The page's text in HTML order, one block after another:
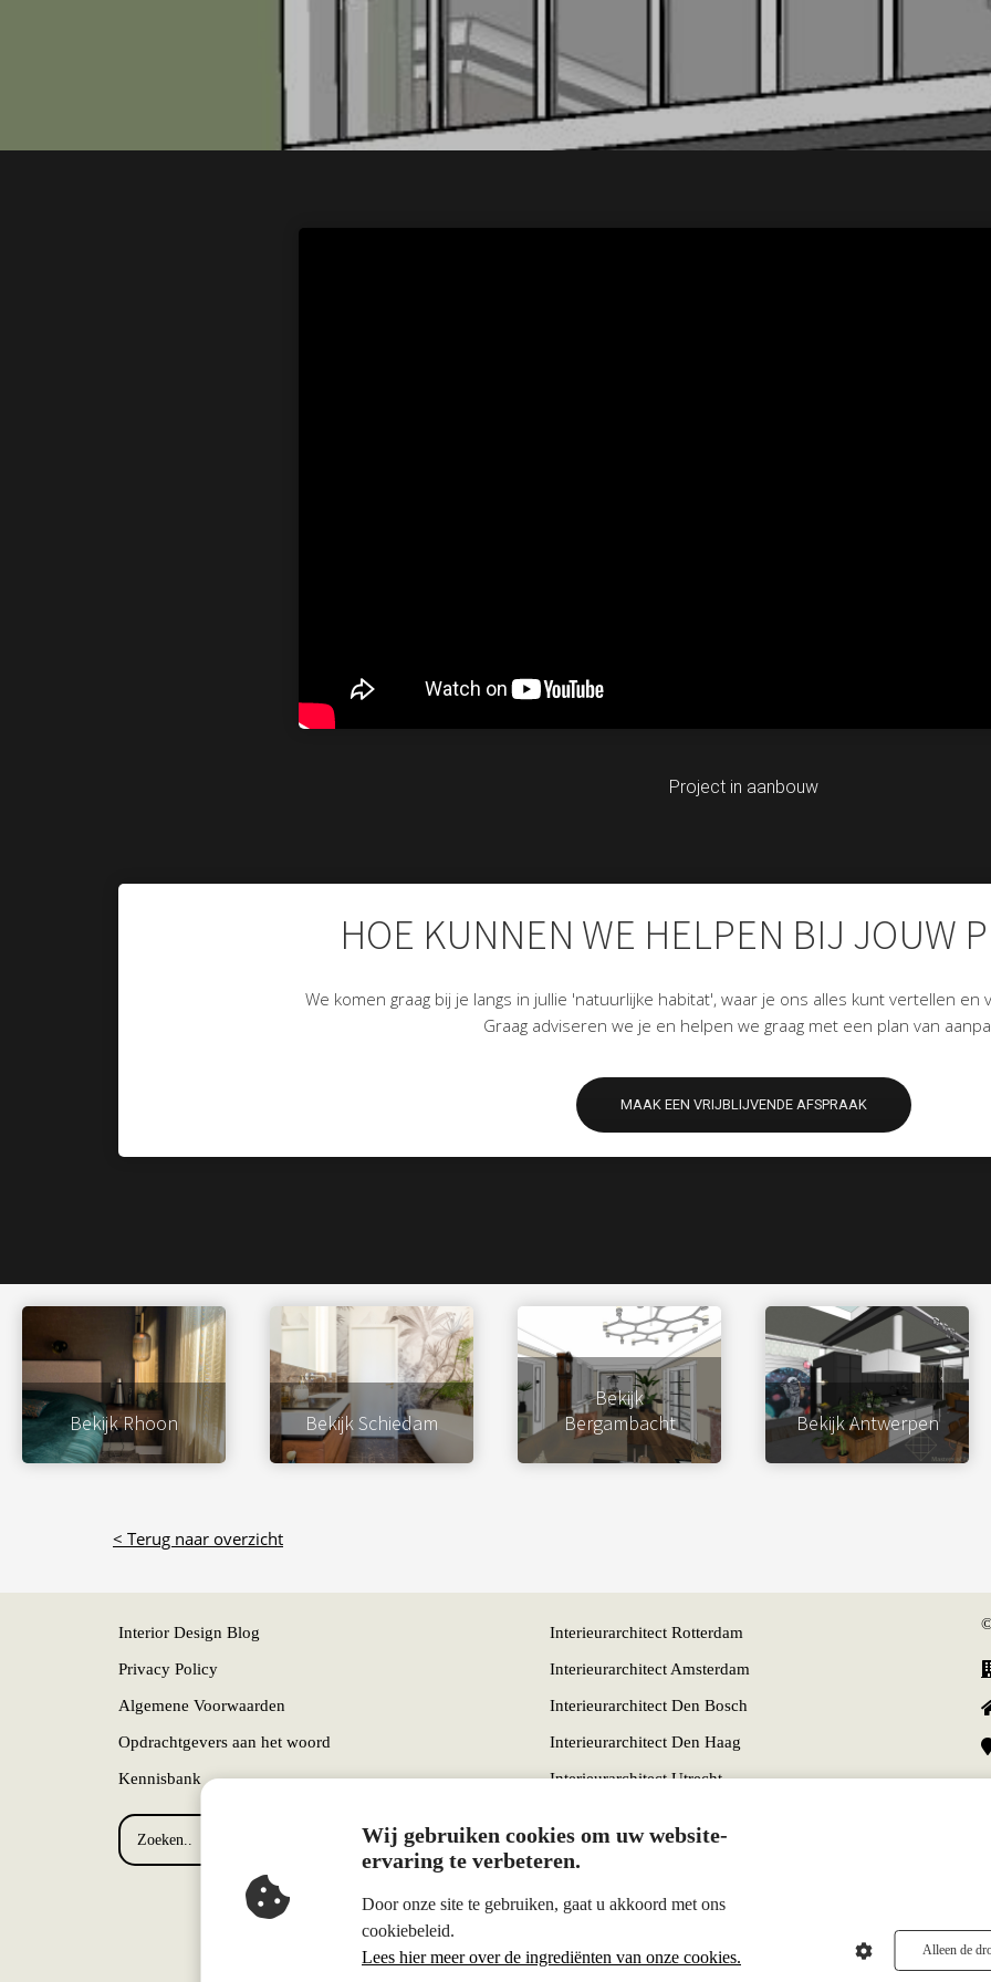
Project in aanbouw
HOE KUNNEN WE HELPEN BIJ JOUW
We komen graag bij je langs in jullie 'natuurlijke habitat', waar je ons alles kunt vertellen en
Graag adviseren we je en helpen we graag met een plan van
MAAK EEN VRIJBLIJVENDE AFSPRAAK
Bekijk Rhoon Bekijk Schiedam
Bekijk
Bergambacht
Bekijk Antwerpen
< Terug naar overzicht
Interior Design Blog
Privacy Policy
Algemene Voorwaarden
Opdrachtgevers aan het woord
Kennisbank
Interieurarchitect Rotterdam
Interieurarchitect Amsterdam
Interieurarchitect Den Bosch
Interieurarchitect Den Haag
Interieurarchitect Utrecht
Wij gebruiken cookies om uw website-
ervaring te verbeteren.
Door onze site te gebruiken, gaat u akkoord met ons
cookiebeleid.
Lees hier meer over de ingrediënten van onze cookies.
Alleen de